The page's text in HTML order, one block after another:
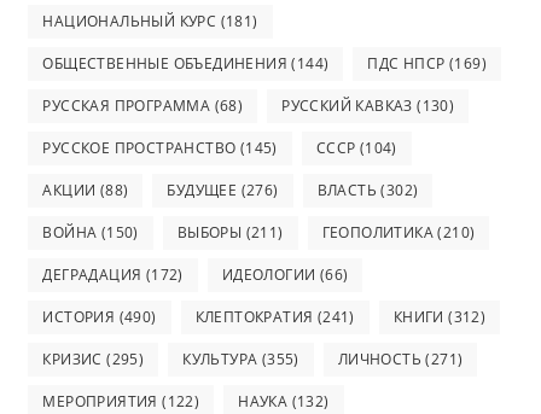
НАЦИОНАЛЬНЫЙ КУРС (181)
ОБЩЕСТВЕННЫЕ ОБЪЕДИНЕНИЯ (144) ПДС НПСР (169)
РУССКАЯ ПРОГРАММА (68) РУССКИЙ КАВКАЗ (130)
РУССКОЕ ПРОСТРАНСТВО (145) СССР (104)
АКЦИИ (88) БУДУЩЕЕ (276) ВЛАСТЬ (302)
ВОЙНА (150) ВЫБОРЫ (211) ГЕОПОЛИТИКА(210)
ДЕГРАДАЦИЯ (172) ИДЕОЛОГИИ (66)
ИСТОРИЯ (490) КЛЕПТОКРАТИЯ (241) КНИГИ (312)
КРИЗИС (295) КУЛЬТУРА (355) ЛИЧНОСТЬ (271)
МЕРОПРИЯТИЯ (122) НАУКА (132)